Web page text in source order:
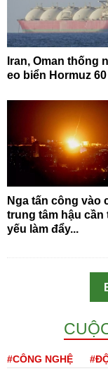
Iran, Oman thống
eo biển Hormuz
Nga tấn công vào
trung tâm hậu cần
yếu làm đẩy...
#CÔNG NGHỆ